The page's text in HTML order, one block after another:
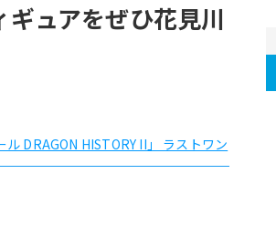
ギュアをぜひ花見川
DRAGON HISTORY II」 ラストワン